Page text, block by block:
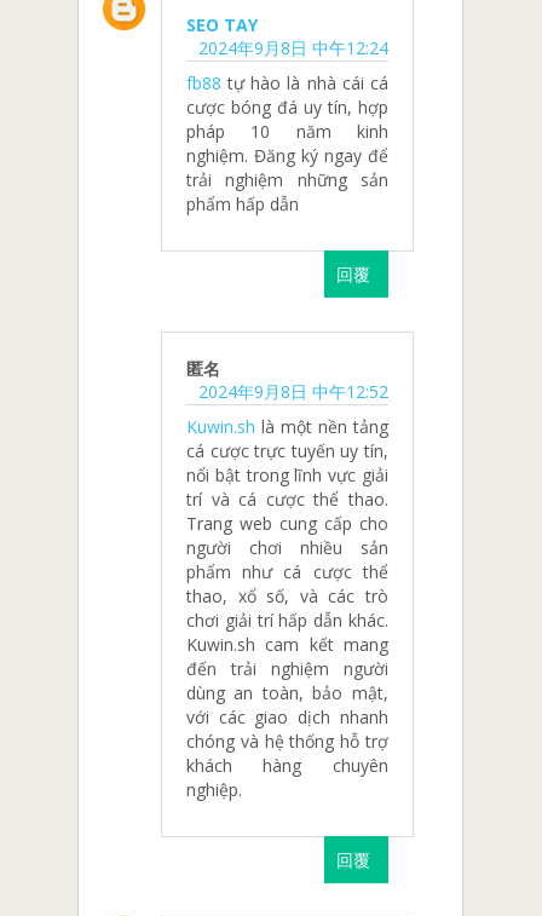
SEO TAY
2024年9月8日 中午12:24
fb88 tự hào là nhà cái cá
cược bóng đá uy tín, hợp
pháp 10 năm kinh
nghiệm. Đăng ký ngay để
trải nghiệm những sản
phẩm hấp dẫn
回覆
匿名
2024年9月8日 中午12:52
Kuwin.sh là một nền tảng
cá cược trực tuyến uy tín,
nổi bật trong lĩnh vực giải
trí và cá cược thể thao.
Trang web cung cấp cho
người chơi nhiều sản
phẩm như cá cược thể
thao, xổ số, và các trò
chơi giải trí hấp dẫn khác.
Kuwin.sh cam kết mang
đến trải nghiệm người
dùng an toàn, bảo mật,
với các giao dịch nhanh
chóng và hệ thống hỗ trợ
khách hàng chuyên
nghiệp.
回覆